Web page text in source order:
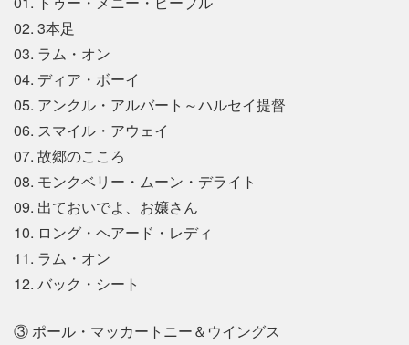
02. 3本足
03. ラム・オン
04. ディア・ボーイ
05. アンクル・アルバート～ハルセイ提督
06. スマイル・アウェイ
07. 故郷のこころ
08. モンクベリー・ムーン・デライト
09. 出ておいでよ、お嬢さん
10. ロング・ヘアード・レディ
11. ラム・オン
12. バック・シート
③ ポール・マッカートニー＆ウイングス